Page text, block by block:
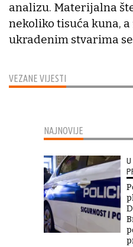
VEZANE VIJESTI
analizu. Materijalna
nekoliko tisuća kuna,
ukradenim stvarima
NAJNOVIJE